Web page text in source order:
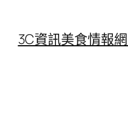
3C資訊美食情報